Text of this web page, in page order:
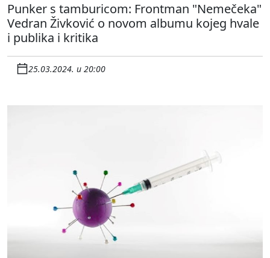
Punker s tamburicom: Frontman "Nemečeka"
Vedran Živković o novom albumu kojeg hvale
i publika i kritika
25.03.2024. u 20:00